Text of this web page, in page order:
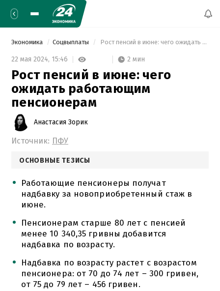
Экономика Соцвыплаты Рост пенсий в июне: чего ожидать работающим пенсионерам
22 мая 2024, 15:46 2 мин
Рост пенсий в июне: чего
ожидать работающим
пенсионерам
Анастасия Зорик
Источник: ПФУ
ОСНОВНЫЕ ТЕЗИСЫ
Работающие пенсионеры получат
надбавку за новоприобретенный стаж в
июне.
Пенсионерам старше 80 лет с пенсией
менее 10 340,35 гривны добавится
надбавка по возрасту.
Надбавка по возрасту растет с возрастом
пенсионера: от 70 до 74 лет – 300 гривен,
от 75 до 79 лет – 456 гривен.